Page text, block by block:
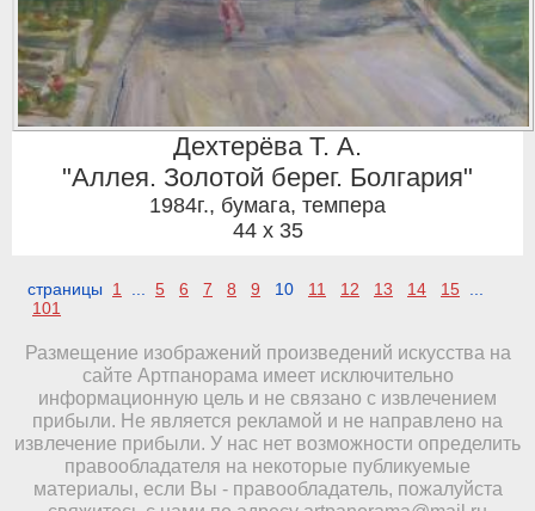
Дехтерёва Т. А.
"Аллея. Золотой берег. Болгария"
1984г., бумага, темпера
44 x 35
страницы 1 ... 5 6 7 8 9 10 11 12 13 14 15 ...
101
Размещение изображений произведений искусства на
сайте Артпанорама имеет исключительно
информационную цель и не связано с извлечением
прибыли. Не является рекламой и не направлено на
извлечение прибыли. У нас нет возможности определить
правообладателя на некоторые публикуемые
материалы, если Вы - правообладатель, пожалуйста